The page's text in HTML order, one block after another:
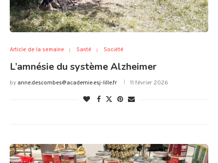
Article de la semaine Santé Société
L’amnésie du système Alzheimer
by anne.descombes@academie.esj-lille.fr 11 février 2026